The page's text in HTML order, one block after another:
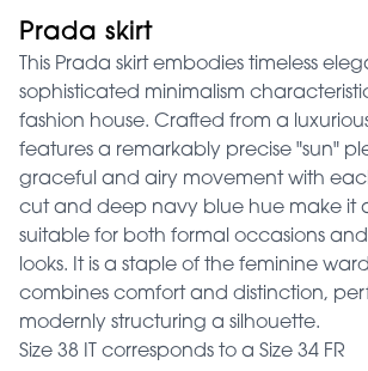
Prada skirt
This Prada skirt embodies timeless
sophisticated minimalism
fashion house. Crafted from a
features a remarkably precise "sun"
graceful and airy movement with
cut and deep navy blue hue make it
suitable for both formal occasions
looks. It is a staple of the feminine
combines comfort and distinction,
modernly structuring a silhouette.
Size 38 IT corresponds to a Size 34 FR